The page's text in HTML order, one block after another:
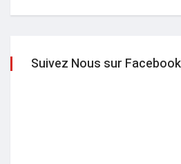
Suivez Nous sur Facebook